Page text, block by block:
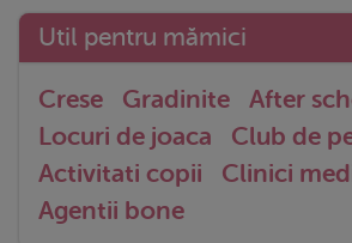
Util pentru mămici
Crese Gradinite After
Locuri de joaca
Club de
Activitati copii
Clinici
Agentii bone